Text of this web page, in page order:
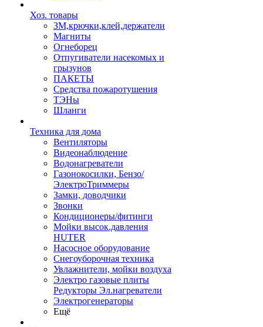
Хоз. товары
ЗМ,крючки,клей,держатели
Магниты
Огнеборец
Отпугиватели насекомых и
грызунов
ПАКЕТЫ
Средства пожаротушения
ТЭНы
Шланги
Техника для дома
Вентиляторы
Видеонаблюдение
Водонагреватели
Газонокосилки, Бензо/
ЭлектроТриммеры
Замки, доводчики
Звонки
Кондиционеры/фитинги
Мойки высок.давления
HUTER
Насосное оборудование
Снегоуборочная техника
Увлажнители, мойки воздуха
Электро газовые плиты
Редукторы Эл.нагреватели
Электрогенераторы
Ещё